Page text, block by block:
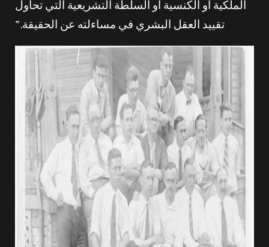
الملكية أو الكنسية أو السلطة التشريعية التي تحاول
تقييد العقل البشري في مساءلته عن الحقيقة.”